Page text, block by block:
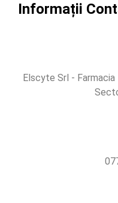
Informații
Elscyte Srl - Farmacia